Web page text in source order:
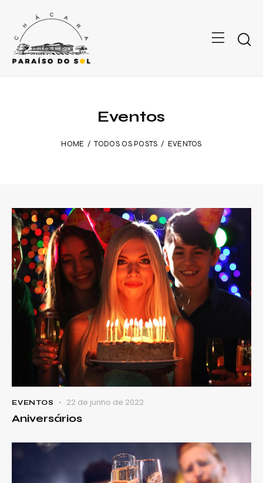
Eventos
HOME TODOS OS POSTS EVENTOS
EVENTOS 22 de junho de 2022
Aniversários